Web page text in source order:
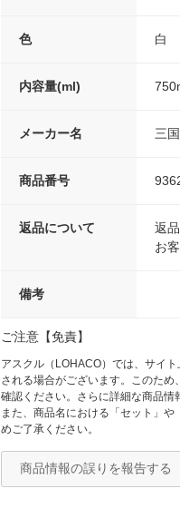
色 白
内容量(ml)
メーカー名 三
商品番号
返品について
返
お
備考
ご注意【免責】
アスクル（LOHACO）では、サイ
される場合がございます。このた
確認ください。さらに詳細な商品情
また、商品名における「セット」
めご了承ください。
商品情報の誤りを報告する